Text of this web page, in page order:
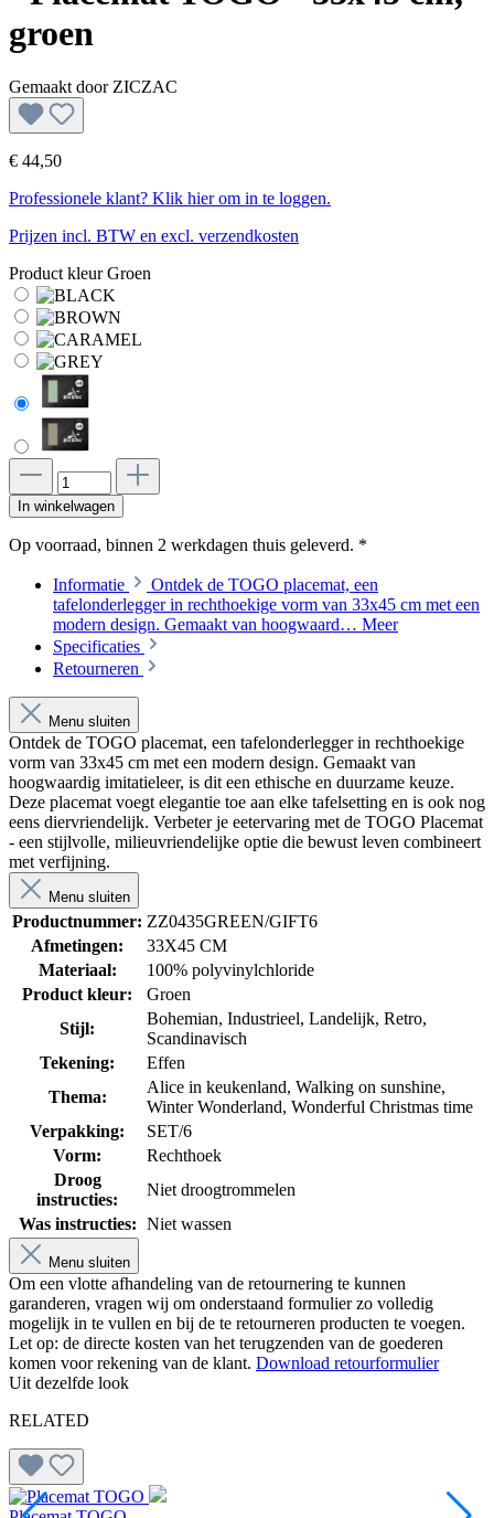
groen
Gemaakt door ZICZAC
€ 44,50
Professionele klant? Klik hier om in te loggen.
Prijzen incl. BTW en excl. verzendkosten
Product kleurGroen
In winkelwagen
Op voorraad, binnen 2 werkdagen thuis geleverd. *
Informatie
Ontdek de TOGO placemat, een
tafelonderlegger in rechthoekige vorm van 33x45 cm met een
modern design. Gemaakt van hoogwaard… Meer
Specificaties
Retourneren
Menu sluiten
Ontdek de TOGO placemat, een tafelonderlegger in rechthoekige
vorm van 33x45 cm met een modern design. Gemaakt van
hoogwaardig imitatieleer, is dit een ethische en duurzame keuze.
Deze placemat voegt elegantie toe aan elke tafelsetting en is ook nog
eens diervriendelijk. Verbeter je eetervaring met de TOGO Placemat
- een stijlvolle, milieuvriendelijke optie die bewust leven combineert
met verfijning.
Menu sluiten
Productnummer: ZZ0435GREEN/GIFT6
Afmetingen:
33X45 CM
Materiaal:
100% polyvinylchloride
Product kleur:
Groen
Stijl:
Bohemian, Industrieel, Landelijk, Retro,
Scandinavisch
Tekening:
Effen
Thema:
Alice in keukenland, Walking on sunshine,
Winter Wonderland, Wonderful Christmas time
Verpakking:
SET/6
Vorm:
Rechthoek
Droog
instructies:
Niet droogtrommelen
Was instructies: Niet wassen
Menu sluiten
Om een vlotte afhandeling van de retournering te kunnen
garanderen, vragen wij om onderstaand formulier zo volledig
mogelijk in te vullen en bij de te retourneren producten te voegen.
Let op: de directe kosten van het terugzenden van de goederen
komen voor rekening van de klant. Download retourformulier
Uit dezelfde look
RELATED